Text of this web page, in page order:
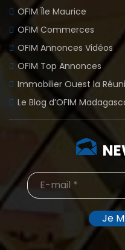
OFIM Île Maurice
OFIM Commerces
OFIM Annonces Vidéos
OFIM Top Annonces
Immobilier Ouest la
Le Blog d’OFIM